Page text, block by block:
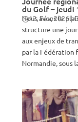
du Golf – jeudi
12, Fév, 2026|
Nous avons le
structure une
aux enjeux de
par la Fédération
Normandie, sous